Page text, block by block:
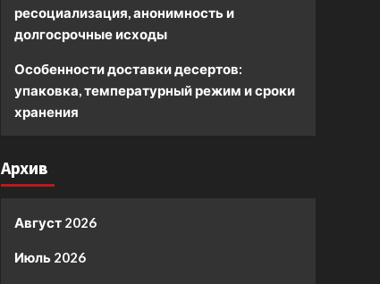
ресоциализация, анонимность и
долгосрочные исходы
Особенности доставки десертов:
упаковка, температурный режим и сроки
хранения
Архив
Август 2026
Июль 2026